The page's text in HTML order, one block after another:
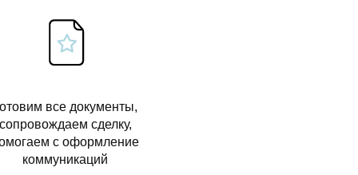
все документы,
сделку,
с оформление
коммуникаций